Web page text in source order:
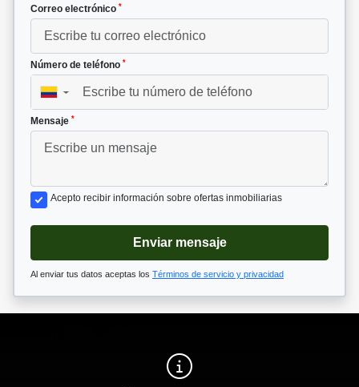
Correo electrónico *
Número de teléfono *
▼
Mensaje *
Acepto recibir información sobre ofertas inmobiliarias
Enviar mensaje
Al enviar tus datos aceptas los Términos de servicio y privacidad